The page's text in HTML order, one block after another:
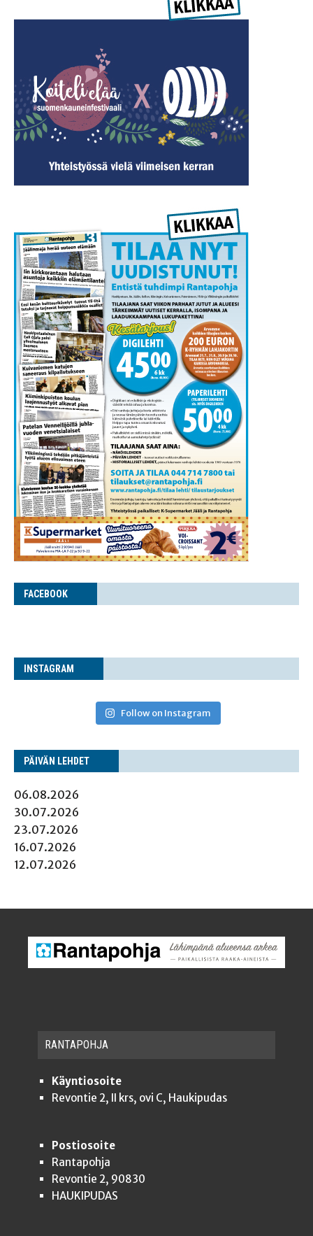
FACE­BOOK
INS­TA­GRAM
Follow on Instagram
PÄI­VÄN LEHDET
06.08.2026
30.07.2026
23.07.2026
16.07.2026
12.07.2026
RAN­TA­POH­JA
Käyntiosoite
Revontie 2, II krs, ovi C, Haukipudas
Postiosoite
Rantapohja
Revontie 2, 90830
HAUKIPUDAS